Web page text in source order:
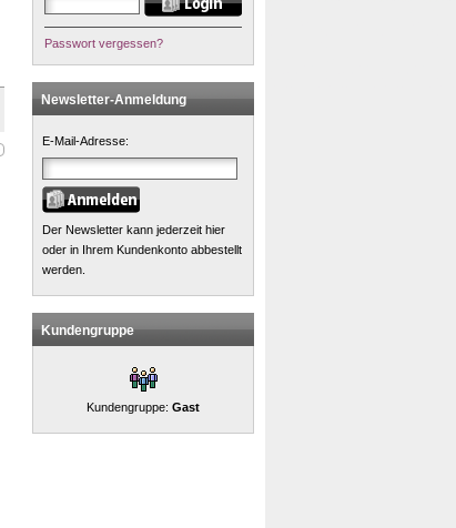
Passwort vergessen?
Newsletter-Anmeldung
E-Mail-Adresse:
Der Newsletter kann jederzeit hier
oder in Ihrem Kundenkonto abbestellt
werden.
Kundengruppe
Kundengruppe: Gast